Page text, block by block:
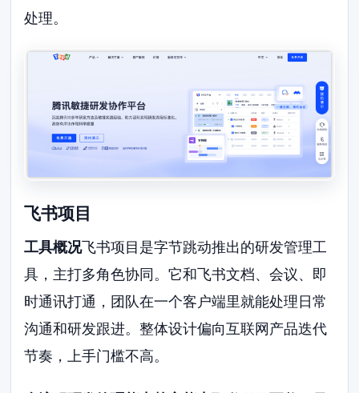
处理。
飞书项目
工具概况飞书项目是字节跳动推出的研发管理工
具，主打多角色协同。它和飞书文档、会议、即
时通讯打通，团队在一个客户端里就能处理日常
沟通和研发跟进。整体设计偏向互联网产品迭代
节奏，上手门槛不高。